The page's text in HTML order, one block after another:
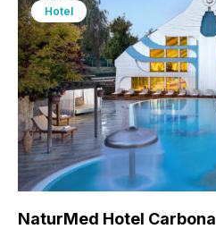
Hotel
NaturMed Hotel Carbona